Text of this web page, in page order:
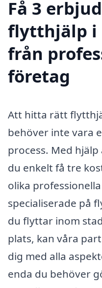
Få 3
flytthjälp i
från
företag
Att hitta rätt
behöver inte vara
process. Med
du enkelt få tre
olika
specialiserade på
du flyttar inom
plats, kan våra
dig med alla
enda du behöver